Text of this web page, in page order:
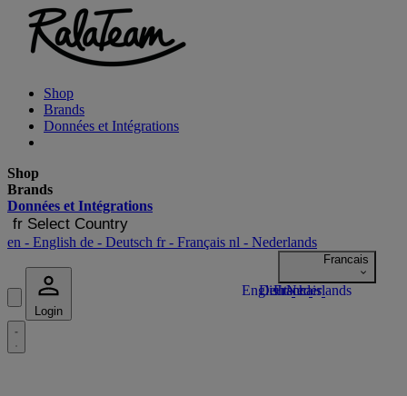
Shop
Brands
Données et Intégrations
Shop
Brands
Données et Intégrations
fr Select Country
en - English de - Deutsch fr- Français nl - Nederlands
Login